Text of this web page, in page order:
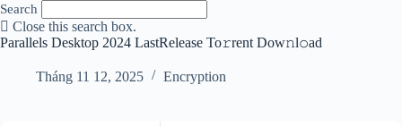
Search
Close this search box.
Parallels Desktop 2024 LastRelease To𝚛rent Dow𝚗l𝚘ad
Tháng 11 12, 2025 Encryption